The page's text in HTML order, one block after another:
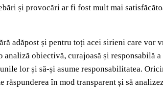
și provocări ar fi fost mult mai
adăpost și pentru toți acei sirieni care vor
obiectivă, curajoasă și responsabilă
lor și să‑și asume responsabilitatea.
în mod transparent și să